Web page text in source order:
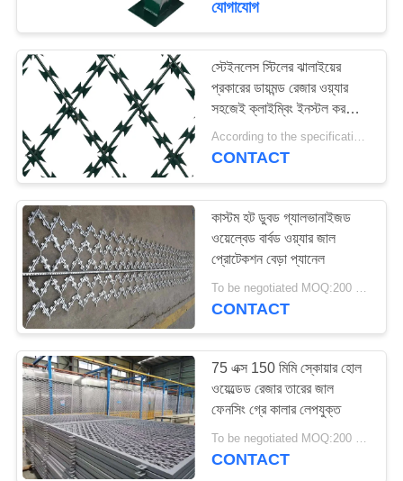
মোবাইল সুরক্ষা বাধা
33
ওয়াল সিকিউরিটি স্পাইকস
35
যোগাযোগ
স্টেইনলেস স্টিলের ঝালাইয়ের
প্রকারের ডায়মন্ড রেজার ওয়্যার
সহজেই ক্লাইম্বিং ইনস্টল করতে
সক্ষম
According to the specifications MOQ:1 কিলোগ্রাম
CONTACT
কাস্টম হট ডুবড গ্যালভানাইজড
ওয়েল্বেড বার্বড ওয়্যার জাল
প্রোটেকশন বেড়া প্যানেল
CONTACT
75 এক্স 150 মিমি স্কোয়ার হোল
ওয়েল্ডেড রেজার তারের জাল
ফেনসিং গ্রে কালার লেপযুক্ত
To be negotiated MOQ:200 বর্গ মিটার
CONTACT